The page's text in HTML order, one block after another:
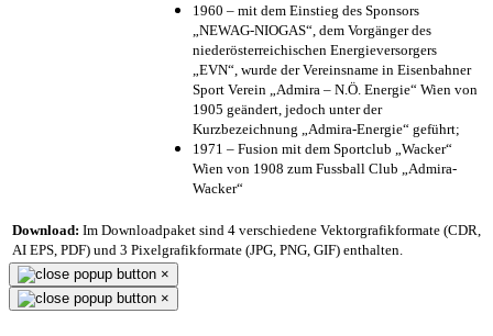
1960 – mit dem Einstieg des Sponsors
„NEWAG-NIOGAS“, dem Vorgänger des
niederösterreichischen Energieversorgers
„EVN“, wurde der Vereinsname in Eisenbahner
Sport Verein „Admira – N.Ö. Energie“ Wien von
1905 geändert, jedoch unter der
Kurzbezeichnung „Admira-Energie“ geführt;
1971 – Fusion mit dem Sportclub „Wacker“
Wien von 1908 zum Fussball Club „Admira-
Wacker“
Download: Im Downloadpaket sind 4 verschiedene Vektorgrafikformate (CDR,
AI EPS, PDF) und 3 Pixelgrafikformate (JPG, PNG, GIF) enthalten.
×
×